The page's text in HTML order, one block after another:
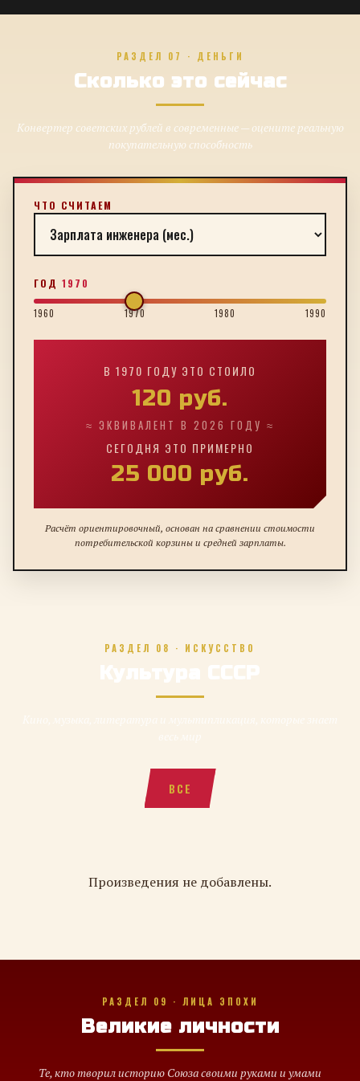
РАЗДЕЛ 07 · ДЕНЬГИ
Сколько это сейчас
Конвертер советских рублей в современные — оцените реальную
покупательную способность
ЧТО СЧИТАЕМ
ГОД 1970
1960 1970 1980 1990
В 1970 ГОДУ ЭТО СТОИЛО
120 руб.
≈ ЭКВИВАЛЕНТ В 2026 ГОДУ ≈
СЕГОДНЯ ЭТО ПРИМЕРНО
25 000 руб.
Расчёт ориентировочный, основан на сравнении стоимости
потребительской корзины и средней зарплаты.
РАЗДЕЛ 08 · ИСКУССТВО
Культура СССР
ВСЕ
Произведения не добавлены.
РАЗДЕЛ 09 · ЛИЦА ЭПОХИ
Великие личности
Те, кто творил историю Союза своими руками и умами